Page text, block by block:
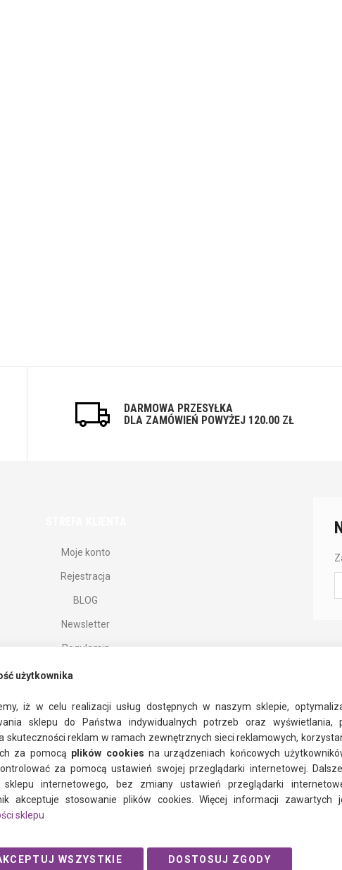
DARMOWA PRZESYŁKA
DLA ZAMÓWIEŃ POWYŻEJ 120.00 ZŁ
Moje konto
Rejestracja
BLOG
Newsletter
Regulamin
Polityka prywatności
facebook
instagram
twitter
użytkownika
iż w celu realizacji usług dostępnych w naszym sklepie,
sklepu do Państwa indywidualnych potrzeb oraz wyświetlania,
skuteczności reklam w ramach zewnętrznych sieci reklamowych,
za pomocą plików cookiesna urządzeniach końcowych
za pomocą ustawień swojej przeglądarki internetowej.
sklepu internetowego, bez zmiany ustawień przeglądarki
akceptuje stosowanie plików cookies. Więcej informacji zawartych
sklepu
WSZYSTKIE DOSTOSUJ ZGODY